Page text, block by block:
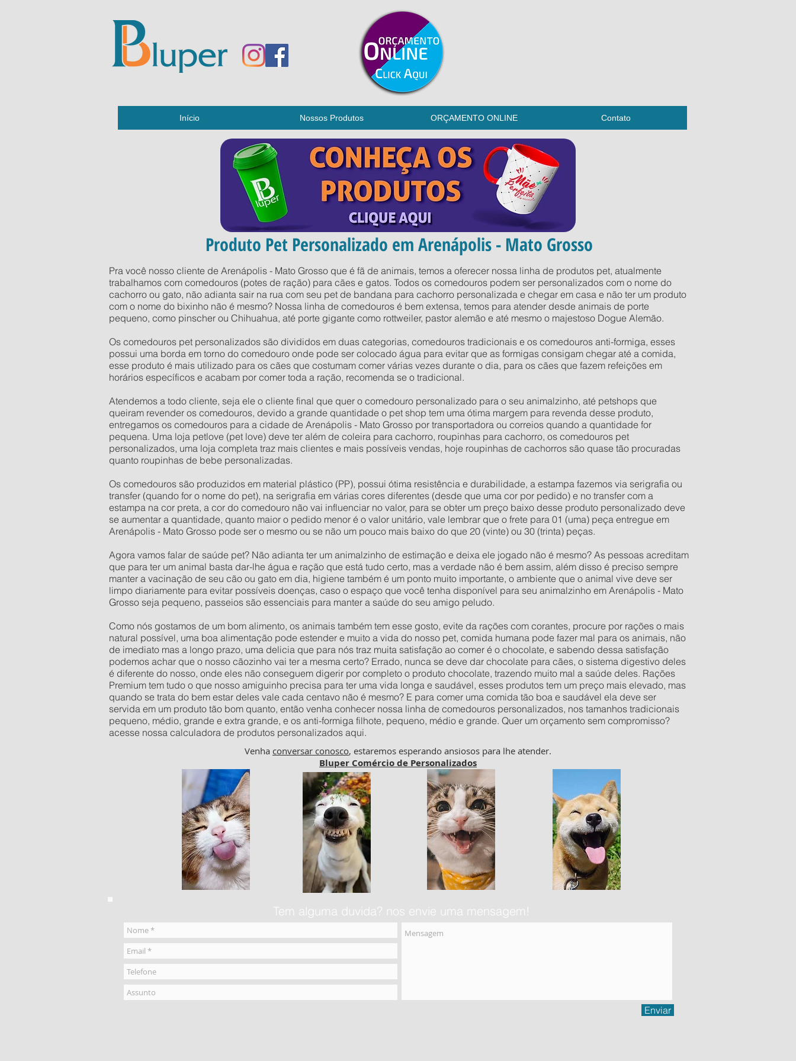
Início Nossos Produtos ORÇAMENTO ONLINE Contato
Produto Pet Personalizado em Arenápolis - Mato Grosso
Pra você nosso cliente de Arenápolis - Mato Grosso que é fã de animais, temos a oferecer nossa linha de produtos pet, atualmente
trabalhamos com comedouros (potes de ração) para cães e gatos. Todos os comedouros podem ser personalizados com o nome do
cachorro ou gato, não adianta sair na rua com seu pet de bandana para cachorro personalizada e chegar em casa e não ter um produto
com o nome do bixinho não é mesmo? Nossa linha de comedouros é bem extensa, temos para atender desde animais de porte
pequeno, como pinscher ou Chihuahua, até porte gigante como rottweiler, pastor alemão e até mesmo o majestoso Dogue Alemão.
Os comedouros pet personalizados são divididos em duas categorias, comedouros tradicionais e os comedouros anti-formiga, esses
possui uma borda em torno do comedouro onde pode ser colocado água para evitar que as formigas consigam chegar até a comida,
esse produto é mais utilizado para os cães que costumam comer várias vezes durante o dia, para os cães que fazem refeições em
horários específicos e acabam por comer toda a ração, recomenda se o tradicional.
Atendemos a todo cliente, seja ele o cliente final que quer o comedouro personalizado para o seu animalzinho, até petshops que
queiram revender os comedouros, devido a grande quantidade o pet shop tem uma ótima margem para revenda desse produto,
entregamos os comedouros para a cidade de Arenápolis - Mato Grosso por transportadora ou correios quando a quantidade for
pequena. Uma loja petlove (pet love) deve ter além de coleira para cachorro, roupinhas para cachorro, os comedouros pet
personalizados, uma loja completa traz mais clientes e mais possíveis vendas, hoje roupinhas de cachorros são quase tão procuradas
quanto roupinhas de bebe personalizadas.
Os comedouros são produzidos em material plástico (PP), possui ótima resistência e durabilidade, a estampa fazemos via serigrafia ou
transfer (quando for o nome do pet), na serigrafia em várias cores diferentes (desde que uma cor por pedido) e no transfer com a
estampa na cor preta, a cor do comedouro não vai influenciar no valor, para se obter um preço baixo desse produto personalizado deve
se aumentar a quantidade, quanto maior o pedido menor é o valor unitário, vale lembrar que o frete para 01 (uma) peça entregue em
Arenápolis - Mato Grosso pode ser o mesmo ou se não um pouco mais baixo do que 20 (vinte) ou 30 (trinta) peças.
Agora vamos falar de saúde pet? Não adianta ter um animalzinho de estimação e deixa ele jogado não é mesmo? As pessoas acreditam
que para ter um animal basta dar-lhe água e ração que está tudo certo, mas a verdade não é bem assim, além disso é preciso sempre
manter a vacinação de seu cão ou gato em dia, higiene também é um ponto muito importante, o ambiente que o animal vive deve ser
limpo diariamente para evitar possíveis doenças, caso o espaço que você tenha disponível para seu animalzinho em Arenápolis - Mato
Grosso seja pequeno, passeios são essenciais para manter a saúde do seu amigo peludo.
Como nós gostamos de um bom alimento, os animais também tem esse gosto, evite da rações com corantes, procure por rações o mais
natural possível, uma boa alimentação pode estender e muito a vida do nosso pet, comida humana pode fazer mal para os animais, não
de imediato mas a longo prazo, uma delicia que para nós traz muita satisfação ao comer é o chocolate, e sabendo dessa satisfação
podemos achar que o nosso cãozinho vai ter a mesma certo? Errado, nunca se deve dar chocolate para cães, o sistema digestivo deles
é diferente do nosso, onde eles não conseguem digerir por completo o produto chocolate, trazendo muito mal a saúde deles. Rações
Premium tem tudo o que nosso amiguinho precisa para ter uma vida longa e saudável, esses produtos tem um preço mais elevado, mas
quando se trata do bem estar deles vale cada centavo não é mesmo? E para comer uma comida tão boa e saudável ela deve ser
servida em um produto tão bom quanto, então venha conhecer nossa linha de comedouros personalizados, nos tamanhos tradicionais
pequeno, médio, grande e extra grande, e os anti-formiga filhote, pequeno, médio e grande. Quer um orçamento sem compromisso?
acesse nossa calculadora de produtos personalizados aqui.
Venha conversar conosco, estaremos esperando ansiosos para lhe atender.
Bluper Comércio de Personalizados
Tem alguma duvida? nos envie uma mensagem!
Enviar